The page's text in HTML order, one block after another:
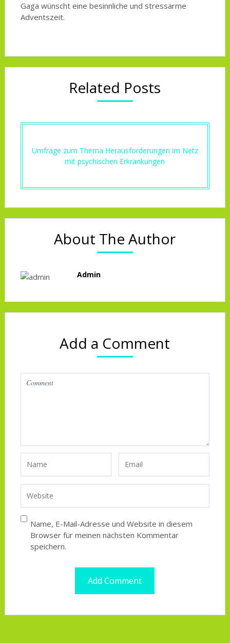
Gaga wünscht eine besinnliche und stressarme
Adventszeit.
Related Posts
Umfrage zum Thema Herausforderungen im Netz
mit psychischen Erkrankungen
About The Author
Admin
Add a Comment
Name, E-Mail-Adresse und Website in diesem
Browser für meinen nächsten Kommentar
speichern.